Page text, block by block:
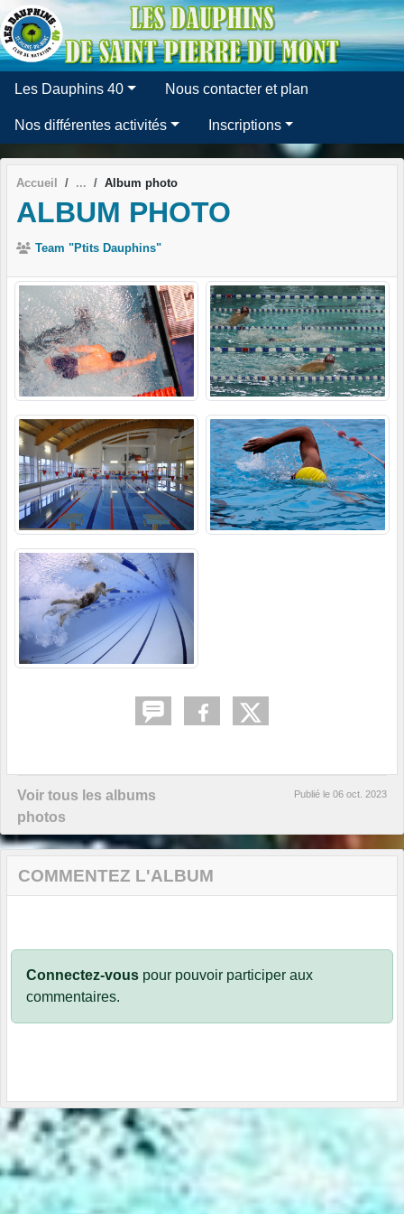
Les Dauphins 40 Nous contacter et plan
Nos différentes activités Inscriptions
Accueil Album photo
ALBUM PHOTO
Team "Ptits Dauphins"
Voir tous les albums
photos
Publié le 06 oct. 2023
COMMENTEZ L'ALBUM
Connectez-vous pour pouvoir participer aux
commentaires.
Panneau de gestion des cookies